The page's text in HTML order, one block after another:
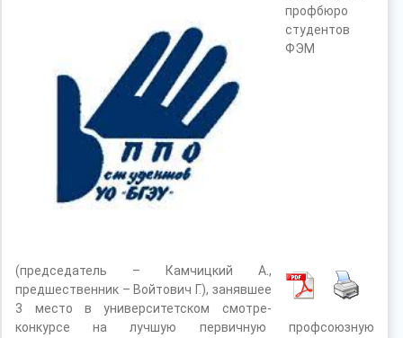
профбюро
студентов
ФЭМ
(председатель – Камчицкий А.,
предшественник – Войтович Г.), занявшее
3 место в университетском смотре-
конкурсе на лучшую первичную профсоюзную